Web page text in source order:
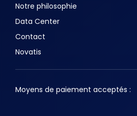
Notre philosophie
Data Center
Contact
Novatis
Moyens de paiement acceptés :